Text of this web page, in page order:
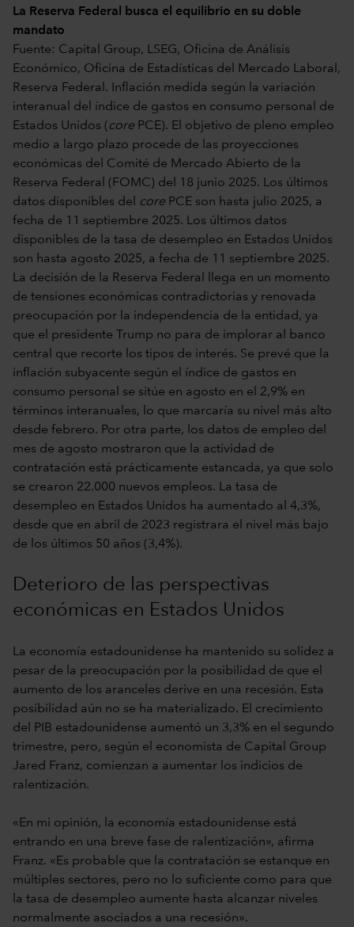
La Reserva Federal busca el equilibrio en su doble
mandato
Fuente: Capital Group, LSEG, Oficina de Análisis
Económico, Oficina de Estadísticas del Mercado Laboral,
Reserva Federal. Inflación medida según la variación
interanual del índice de gastos en consumo personal de
Estados Unidos (core PCE). El objetivo de pleno empleo
medio a largo plazo procede de las proyecciones
económicas del Comité de Mercado Abierto de la
Reserva Federal (FOMC) del 18 junio 2025. Los últimos
datos disponibles del
core PCE son hasta julio 2025, a
fecha de 11 septiembre 2025. Los últimos datos
disponibles de la tasa de desempleo en Estados Unidos
son hasta agosto 2025, a fecha de 11 septiembre 2025.
La decisión de la Reserva Federal llega en un momento
de tensiones económicas contradictorias y renovada
preocupación por la independencia de la entidad, ya
que el presidente Trump no para de implorar al banco
central que recorte los tipos de interés. Se prevé que la
inflación subyacente según el índice de gastos en
consumo personal se sitúe en agosto en el 2,9% en
términos interanuales, lo que marcaría su nivel más alto
desde febrero. Por otra parte, los datos de empleo del
mes de agosto mostraron que la actividad de
contratación está prácticamente estancada, ya que solo
se crearon 22.000 nuevos empleos. La tasa de
desempleo en Estados Unidos ha aumentado al 4,3%,
desde que en abril de 2023 registrara el nivel más bajo
de los últimos 50 años (3,4%).
Deterioro de las perspectivas
económicas en Estados Unidos
La economía estadounidense ha mantenido su solidez a
pesar de la preocupación por la posibilidad de que el
aumento de los aranceles derive en una recesión. Esta
posibilidad aún no se ha materializado. El crecimiento
del PIB estadounidense aumentó un 3,3% en el segundo
trimestre, pero, según el economista de Capital Group
Jared Franz, comienzan a aumentar los indicios de
ralentización.
«En mi opinión, la economía estadounidense está
entrando en una breve fase de ralentización», afirma
Franz. «Es probable que la contratación se estanque en
múltiples sectores, pero no lo suficiente como para que
la tasa de desempleo aumente hasta alcanzar niveles
normalmente asociados a una recesión».